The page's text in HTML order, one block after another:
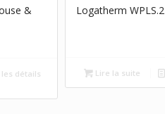
&
détails
Logatherm WPLS.2
Lire la suite